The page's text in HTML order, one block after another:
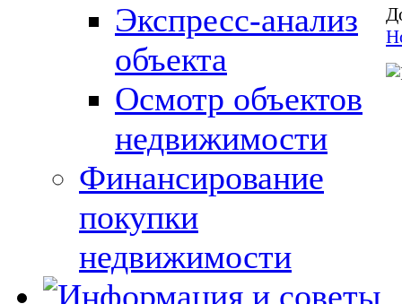
Экспресс-анализ
объекта
Осмотр объектов
недвижимости
Финансирование
покупки
недвижимости